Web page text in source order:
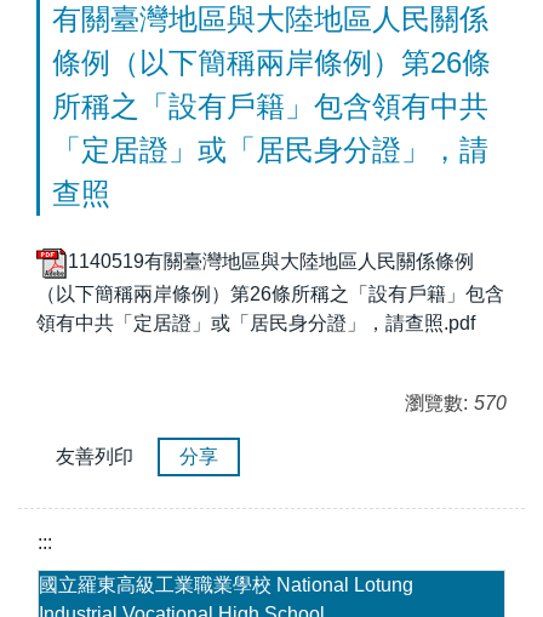
有關臺灣地區與大陸地區人民關係
條例（以下簡稱兩岸條例）第26條
所稱之「設有戶籍」包含領有中共
「定居證」或「居民身分證」，請
查照
1140519有關臺灣地區與大陸地區人民關係條例
（以下簡稱兩岸條例）第26條所稱之「設有戶籍」包含
領有中共「定居證」或「居民身分證」，請查照.pdf
瀏覽數: 570
友善列印 分享
:::
國立羅東高級工業職業學校 National Lotung